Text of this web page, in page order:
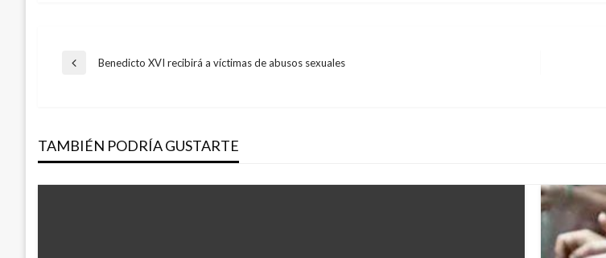
Navegación
entradas
Entrada
Benedicto XVI recibirá a víctimas de abusos sexuales
TAMBIÉN PODRÍA GUSTARTE